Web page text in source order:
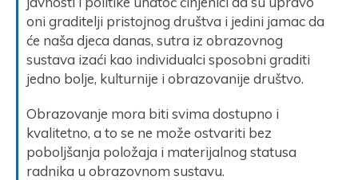
oni graditelji pristojnog društva i jedini jamac da
će naša djeca danas, sutra iz obrazovnog
sustava izaći kao individualci sposobni graditi
jedno bolje, kulturnije i obrazovanije društvo.
Obrazovanje mora biti svima dostupno i
kvalitetno, a to se ne može ostvariti bez
poboljšanja položaja i materijalnog statusa
radnika u obrazovnom sustavu.